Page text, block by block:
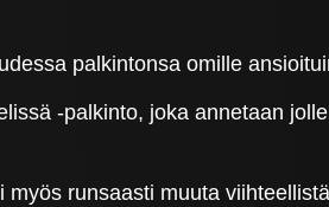
palkintonsa omille
-palkinto, joka annetaan
runsaasti muuta